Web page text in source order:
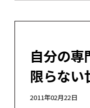
自分の専
限らない
2011年02月22日